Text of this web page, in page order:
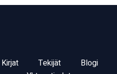
Kirjat Tekijät Blogi